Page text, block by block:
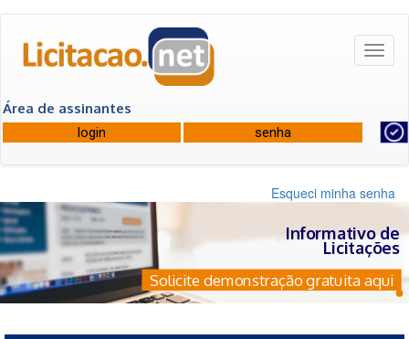
Área de assinantes
Esqueci minha senha
Informativo de
Licitações
Solicite demonstração gratuita aqui